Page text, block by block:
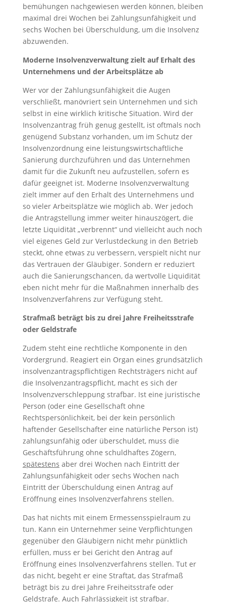
bemühungen nachgewiesen werden können, bleiben
maximal drei Wochen bei Zahlungsunfähigkeit und
sechs Wochen bei Überschuldung, um die Insolvenz
abzuwenden.
Moderne Insolvenzverwaltung zielt auf Erhalt des
Unternehmens und der Arbeitsplätze ab
Wer vor der Zahlungsunfähigkeit die Augen
verschließt, manövriert sein Unternehmen und sich
selbst in eine wirklich kritische Situation. Wird der
Insolvenzantrag früh genug gestellt, ist oftmals noch
genügend Substanz vorhanden, um im Schutz der
Insolvenzordnung eine leistungswirtschaftliche
Sanierung durchzuführen und das Unternehmen
damit für die Zukunft neu aufzustellen, sofern es
dafür geeignet ist. Moderne Insolvenzverwaltung
zielt immer auf den Erhalt des Unternehmens und
so vieler Arbeitsplätze wie möglich ab. Wer jedoch
die Antragstellung immer weiter hinauszögert, die
letzte Liquidität „verbrennt“ und vielleicht auch noch
viel eigenes Geld zur Verlustdeckung in den Betrieb
steckt, ohne etwas zu verbessern, verspielt nicht nur
das Vertrauen der Gläubiger. Sondern er reduziert
auch die Sanierungschancen, da wertvolle Liquidität
eben nicht mehr für die Maßnahmen innerhalb des
Insolvenzverfahrens zur Verfügung steht.
Strafmaß beträgt bis zu drei Jahre Freiheitsstrafe
oder Geldstrafe
Zudem steht eine rechtliche Komponente in den
Vordergrund. Reagiert ein Organ eines grundsätzlich
insolvenzantragspflichtigen Rechtsträgers nicht auf
die Insolvenzantragspflicht, macht es sich der
Insolvenzverschleppung strafbar. Ist eine juristische
Person (oder eine Gesellschaft ohne
Rechtspersönlichkeit, bei der kein persönlich
haftender Gesellschafter eine natürliche Person ist)
zahlungsunfähig oder überschuldet, muss die
Geschäftsführung ohne schuldhaftes Zögern,
spätestens aber drei Wochen nach Eintritt der
Zahlungsunfähigkeit oder sechs Wochen nach
Eintritt der Überschuldung einen Antrag auf
Eröffnung eines Insolvenzverfahrens stellen.
Das hat nichts mit einem Ermessensspielraum zu
tun. Kann ein Unternehmer seine Verpflichtungen
gegenüber den Gläubigern nicht mehr pünktlich
erfüllen, muss er bei Gericht den Antrag auf
Eröffnung eines Insolvenzverfahrens stellen. Tut er
das nicht, begeht er eine Straftat, das Strafmaß
beträgt bis zu drei Jahre Freiheitsstrafe oder
Geldstrafe. Auch Fahrlässigkeit ist strafbar.